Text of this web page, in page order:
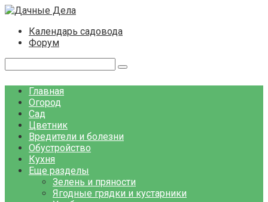
Перейти
контентуКалендарь садовода
Форум
Главная
Огород
Сад
Цветник
Вредители и болезни
Обустройство
Кухня
Еще разделы
Зелень и пряности
Ягодные грядки и кустарники